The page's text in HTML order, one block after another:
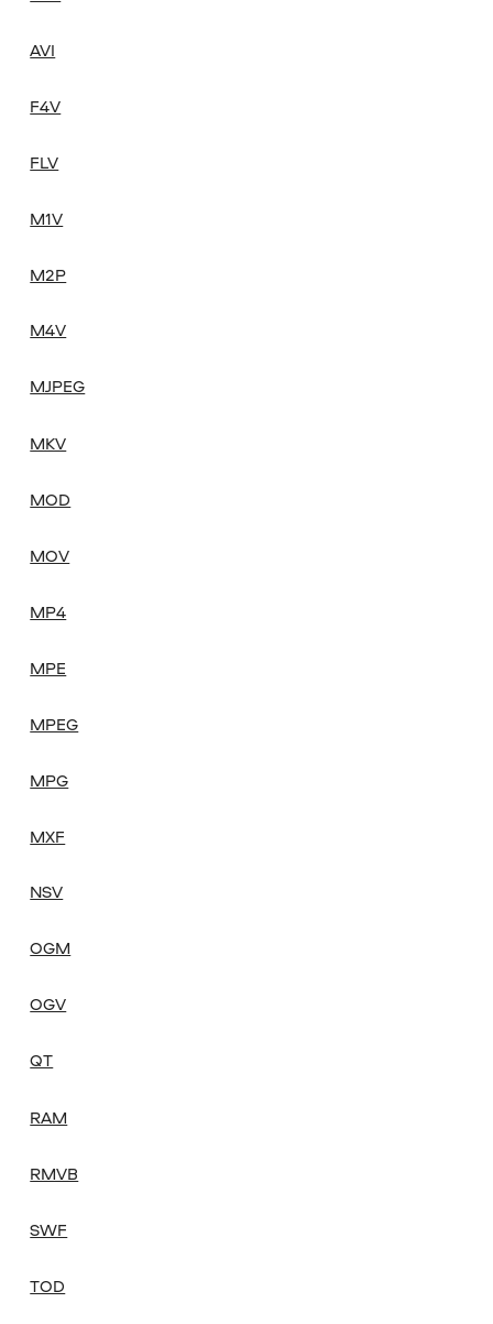
AVI
F4V
FLV
M1V
M2P
M4V
MJPEG
MKV
MOD
MOV
MP4
MPE
MPEG
MPG
MXF
NSV
OGM
OGV
QT
RAM
RMVB
SWF
TOD